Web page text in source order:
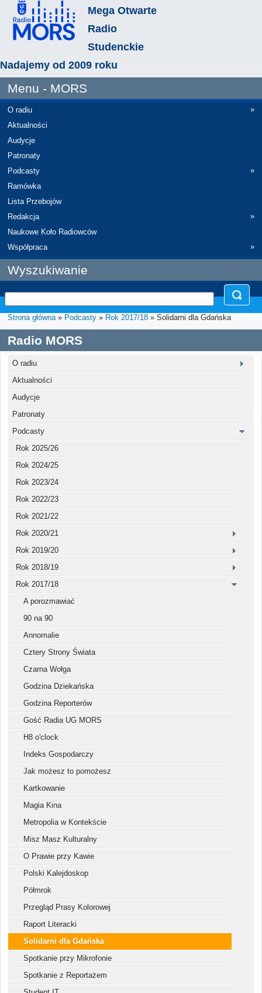
Mega Otwarte
Radio
Studenckie
Nadajemy od 2009 roku
Menu - MORS
O radiu
»
Aktualności
Audycje
Patronaty
Podcasty
»
Ramówka
Lista Przebojów
Redakcja
»
Naukowe Koło Radiowców
Współpraca
»
Wyszukiwanie
Strona główna» Podcasty » Rok 2017/18 » Solidarni dla Gdańska
Radio MORS
O radiu
Aktualności
Audycje
Patronaty
Podcasty
Rok 2025/26
Rok 2024/25
Rok 2023/24
Rok 2022/23
Rok 2021/22
Rok 2020/21
Rok 2019/20
Rok 2018/19
Rok 2017/18
A porozmawiać
90 na 90
Annomalie
Cztery Strony Świata
Czarna Wołga
Godzina Dziekańska
Godzina Reporterów
Gość Radia UG MORS
H8 o'clock
Indeks Gospodarczy
Jak możesz to pomożesz
Kartkowanie
Magia Kina
Metropolia w Kontekście
Misz Masz Kulturalny
O Prawie przy Kawie
Polski Kalejdoskop
Półmrok
Przegląd Prasy Kolorowej
Raport Literacki
Solidarni dla Gdańska
Spotkanie przy Mikrofonie
Spotkanie z Reportażem